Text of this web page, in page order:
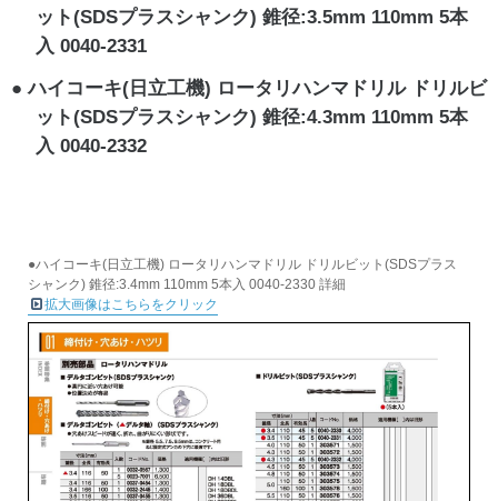
ット(SDSプラスシャンク) 錐径:3.5mm 110mm 5本
入 0040-2331
ハイコーキ(日立工機) ロータリハンマドリル ドリルビ
ット(SDSプラスシャンク) 錐径:4.3mm 110mm 5本
入 0040-2332
●ハイコーキ(日立工機) ロータリハンマドリル ドリルビット(SDSプラス
シャンク) 錐径:3.4mm 110mm 5本入 0040-2330 詳細
拡大画像はこちらをクリック